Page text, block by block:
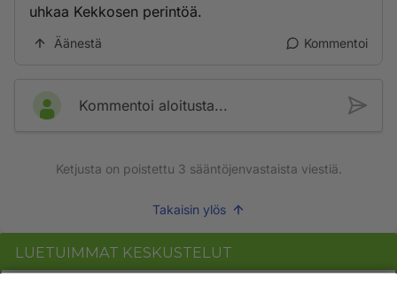
uhkaa Kekkosen perintöä.
Äänestä Kommentoi
Kommentoi aloitusta...
Ketjusta on poistettu 3 sääntöjenvastaista viestiä.
Takaisin ylös
LUETUIMMAT KESKUSTELUT